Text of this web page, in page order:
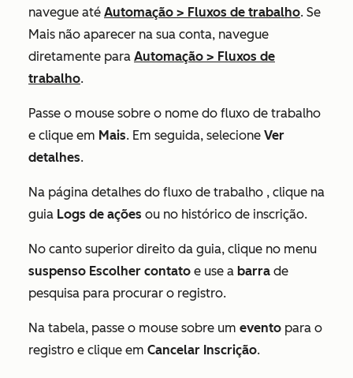
navegue até Automação > Fluxos de trabalho. Se
Mais não aparecer na sua conta, navegue
diretamente para Automação > Fluxos de
trabalho.
Passe o mouse sobre o nome do fluxo de trabalho
e clique em Mais. Em seguida, selecione Ver
detalhes.
Na página detalhes do fluxo de trabalho , clique na
guia Logs de ações ou no histórico de inscrição.
No canto superior direito da guia, clique no menu
suspenso Escolher contato e use a barra de
pesquisa para procurar o registro.
Na tabela, passe o mouse sobre um evento para o
registro e clique em Cancelar Inscrição.